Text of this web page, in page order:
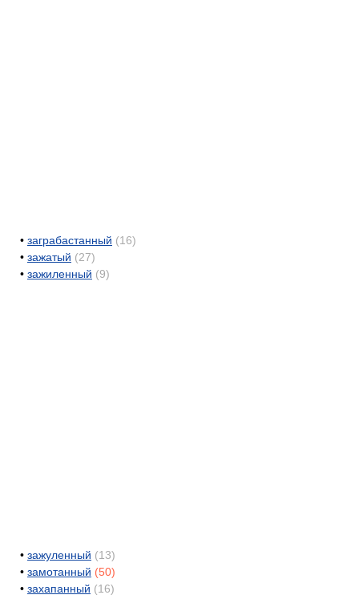
• заграбастанный (16)
• зажатый (27)
• зажиленный (9)
• зажуленный (13)
• замотанный (50)
• захапанный (16)